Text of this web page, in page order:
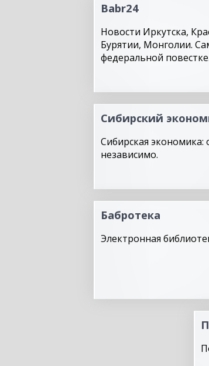
Babr24
Новости Иркутска,
Бурятии, Монголии.
федеральной повестке.
Сибирский
Сибирская экономика:
независимо.
Бабротека
Электронная